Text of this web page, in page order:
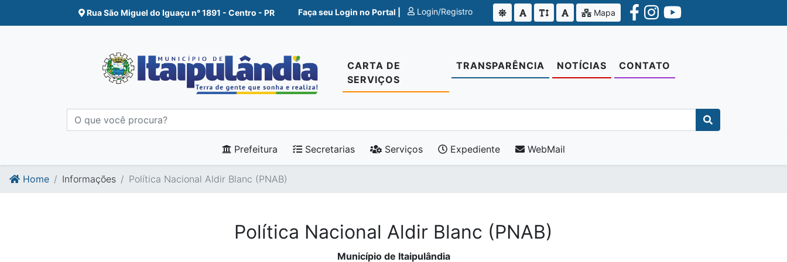
Ir para o conte�do
Ir para o fim do conte�do
Rua São Miguel do Iguaçu n° 1891 - Centro - PR Faça seu Login no Portal | Login/Registro Mapa
CARTA DE
SERVIÇOS
TRANSPARÊNCIA NOTÍCIAS CONTATO
Prefeitura Secretarias Serviços Expediente WebMail
Home Informações Política Nacional Aldir Blanc (PNAB)
Política Nacional Aldir Blanc (PNAB)
Município de Itaipulândia